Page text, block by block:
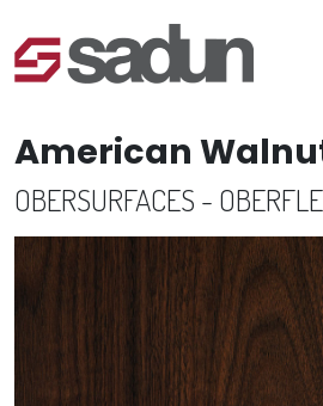
American
OBERSURFACES -